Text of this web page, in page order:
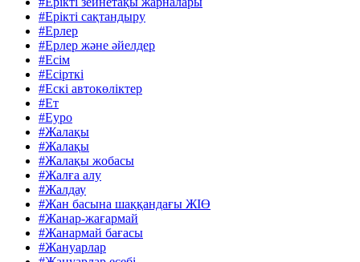
#Ерікті сақтандыру
#Ерлер
#Ерлер және әйелдер
#Есім
#Есірткі
#Ескі автокөліктер
#Ет
#Еуро
#Жалақы
#Жалақы
#Жалақы жобасы
#Жалға алу
#Жалдау
#Жан басына шаққандағы ЖІӨ
#Жанар-жағармай
#Жанармай бағасы
#Жануарлар